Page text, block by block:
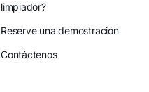
limpiador?
Reserve una demostración
Contáctenos